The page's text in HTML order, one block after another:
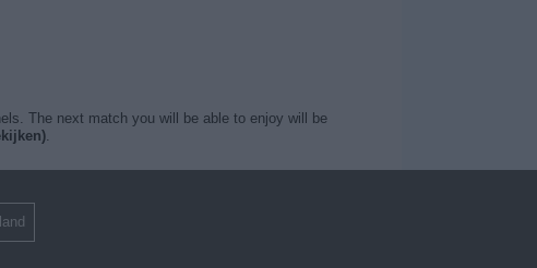
The next match you will be able to enjoy will be
.